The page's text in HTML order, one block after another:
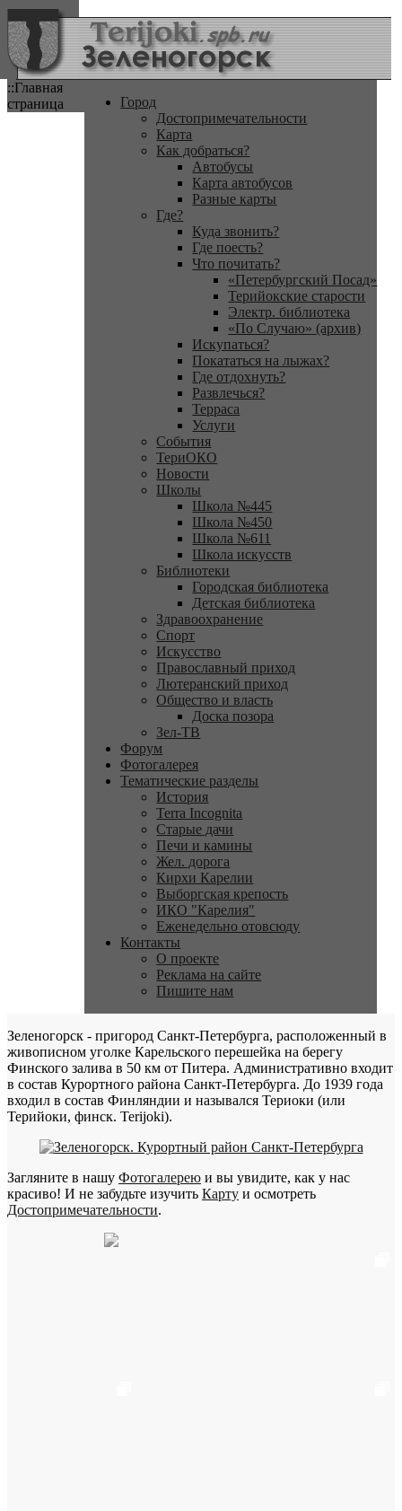
::Главная
страница
Город
Достопримечательности
Карта
Как добраться?
Автобусы
Карта автобусов
Разные карты
Где?
Куда звонить?
Где поесть?
Что почитать?
«Петербургский Посад»
Терийокские старости
Электр. библиотека
«По Случаю» (архив)
Искупаться?
Покататься на лыжах?
Где отдохнуть?
Развлечься?
Терраса
Услуги
События
ТериОКО
Новости
Школы
Школа №445
Школа №450
Школа №611
Школа искусств
Библиотеки
Городская библиотека
Детская библиотека
Здравоохранение
Спорт
Искусство
Православный приход
Лютеранский приход
Общество и власть
Доска позора
Зел-ТВ
Форум
Фотогалерея
Тематические разделы
История
Terra Incognita
Старые дачи
Печи и камины
Жел. дорога
Кирхи Карелии
Выборгская крепость
ИКО "Карелия"
Еженедельно отовсюду
Контакты
О проекте
Реклама на сайте
Пишите нам
Зеленогорск - пригород Санкт-Петербурга, расположенный в
живописном уголке Карельского перешейка на берегу
Финского залива в 50 км от Питера. Административно входит
в состав Курортного района Санкт-Петербурга. До 1939 года
входил в состав Финляндии и назывался Териоки (или
Терийоки, финск. Terijoki).
Загляните в нашу Фотогалерею и вы увидите, как у нас
красиво! И не забудьте изучить Карту и осмотреть
Достопримечательности.